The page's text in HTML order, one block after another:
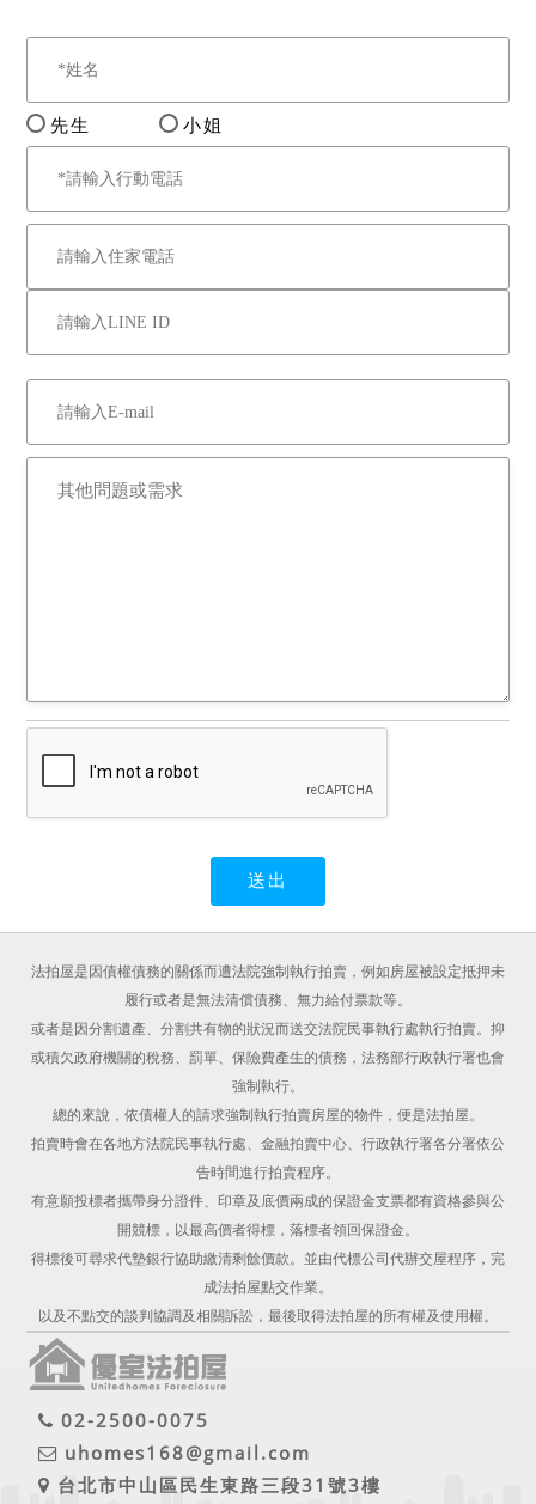
先生 小姐
法拍屋是因債權債務的關係而遭法院強制執行拍賣，例如房屋被設定抵押未
履行或者是無法清償債務、無力給付票款等。
或者是因分割遺產、分割共有物的狀況而送交法院民事執行處執行拍賣。抑
或積欠政府機關的稅務、罰單、保險費產生的債務，法務部行政執行署也會
強制執行。
總的來說，依債權人的請求強制執行拍賣房屋的物件，便是法拍屋。
拍賣時會在各地方法院民事執行處、金融拍賣中心、行政執行署各分署依公
告時間進行拍賣程序。
有意願投標者攜帶身分證件、印章及底價兩成的保證金支票都有資格參與公
開競標，以最高價者得標，落標者領回保證金。
得標後可尋求代墊銀行協助繳清剩餘價款。並由代標公司代辦交屋程序，完
成法拍屋點交作業。
以及不點交的談判協調及相關訴訟，最後取得法拍屋的所有權及使用權。
02-2500-0075
uhomes168@gmail.com
台北市中山區民生東路三段31號3樓